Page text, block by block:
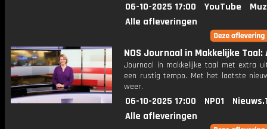
06-10-2025 17:00 YouTube
Alle afleveringen
NOS Journaal in Makkelijke Taal:
Journaal in makkelijke taal met extra
een rustig tempo. Met het laatste
weer.
06-10-2025 17:00 NPO1
Alle afleveringen